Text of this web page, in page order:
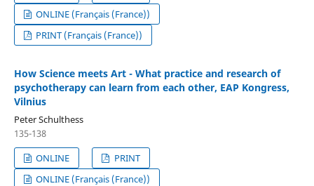
ONLINE (Français (France))
PRINT (Français (France))
How Science meets Art - What practice and research of
psychotherapy can learn from each other, EAP Kongress,
Vilnius
Peter Schulthess
135-138
ONLINE
PRINT
ONLINE (Français (France))